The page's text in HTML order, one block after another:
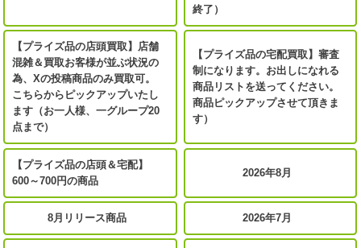
終了）
【プライズ品の店頭買取】店舗
混雑＆買取お客様が並ぶ状況の
為、Xの投稿商品のみ買取可。
こちらからピックアップいたし
ます（お一人様、一グループ20
点まで）
【プライズ品の宅配買取】審査
制になります。お出しになれる
商品リストを送ってください。
商品ピックアップさせて頂きま
す）
【プライズ品の店頭＆宅配】
600～700円の商品
2026年8月
8月リリース商品 2026年7月